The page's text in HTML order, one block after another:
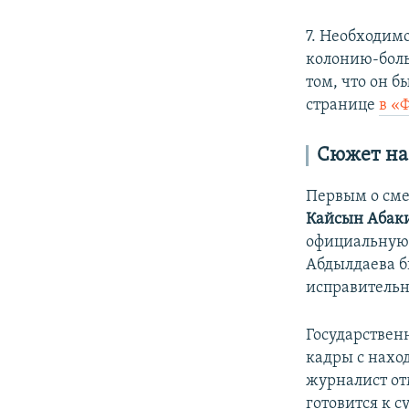
7.
колонию-
том, что он
страницев
Сюжет на
Первым о
Кайсын
Абдылдаева
кадры с
журналист
готовится к